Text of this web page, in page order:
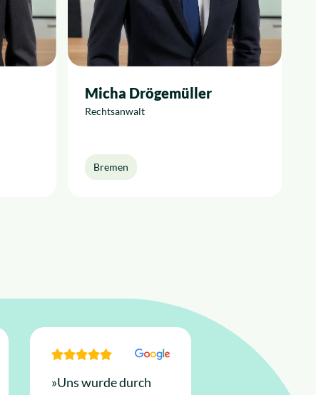
Micha Drögemüller
Rechtsanwalt
Bremen
»Uns wurde durch
»Ich bedanke